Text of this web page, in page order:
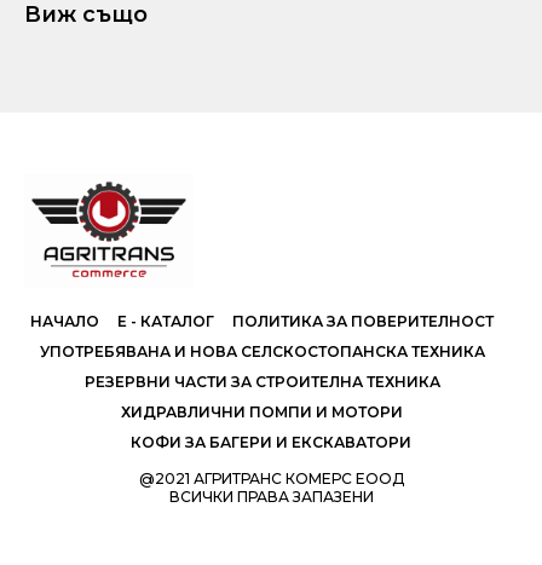
Виж също
НАЧАЛО Е - КАТАЛОГ
ПОЛИТИКА ЗА ПОВЕРИТЕЛНОСТ
УПОТРЕБЯВАНА И НОВА СЕЛСКОСТОПАНСКА ТЕХНИКА
РЕЗЕРВНИ ЧАСТИ ЗА СТРОИТЕЛНА ТЕХНИКА
ХИДРАВЛИЧНИ ПОМПИ И МОТОРИ
КОФИ ЗА БАГЕРИ И ЕКСКАВАТОРИ
@2021 АГРИТРАНС КОМЕРС ЕООД
ВСИЧКИ ПРАВА ЗАПАЗЕНИ